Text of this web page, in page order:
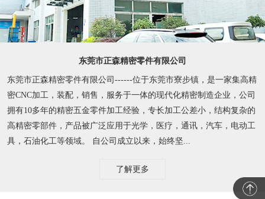
东莞市正森精密零件有限公司
东莞市正森精密零件有限公司------位于东莞市寮步镇，是一家集高精
密CNC加工，装配，销售，服务于一体的现代化精密制造企业，公司
拥有10多年的精密五金零件加工经验，专长加工公差小，结构复杂的
高精密零部件，产品被广泛应用于光学，医疗，通讯，汽车，电动工
具，石油化工等领域。 自公司成立以来，始终坚...
了解更多